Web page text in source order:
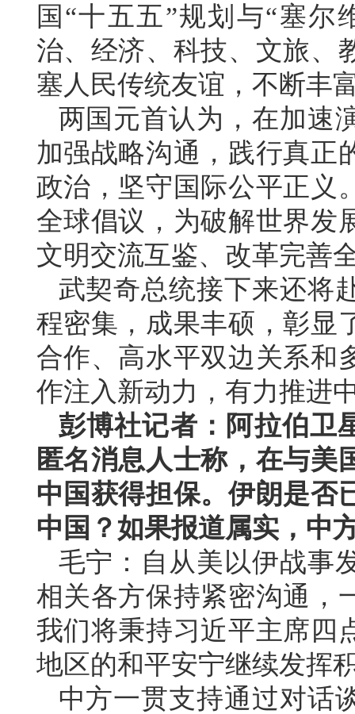
国“十五五”规划与“塞尔
治、经济、科技、文旅、
塞人民传统友谊，不断丰
两国元首认为，在加速
加强战略沟通，践行真正
政治，坚守国际公平正义
全球倡议，为破解世界发
文明交流互鉴、改革完善
武契奇总统接下来还将
程密集，成果丰硕，彰显
合作、高水平双边关系和
作注入新动力，有力推进
彭博社记者：阿拉伯卫
匿名消息人士称，在与美
中国获得担保。伊朗是否
中国？如果报道属实，中
毛宁：自从美以伊战事
相关各方保持紧密沟通，
我们将秉持习近平主席四
地区的和平安宁继续发挥
中方一贯支持通过对话